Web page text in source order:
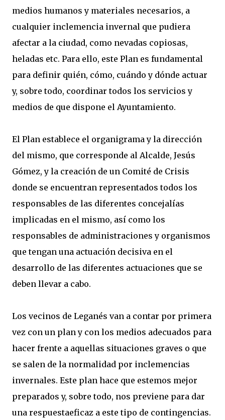
medios humanos y materiales necesarios, a
cualquier inclemencia invernal que pudiera
afectar a la ciudad, como nevadas copiosas,
heladas etc. Para ello, este Plan es fundamental
para definir quién, cómo, cuándo y dónde actuar
y, sobre todo, coordinar todos los servicios y
medios de que dispone el Ayuntamiento.
El Plan establece el organigrama y la dirección
del mismo, que corresponde al Alcalde, Jesús
Gómez, y la creación de un Comité de Crisis
donde se encuentran representados todos los
responsables de las diferentes concejalías
implicadas en el mismo, así como los
responsables de administraciones y organismos
que tengan una actuación decisiva en el
desarrollo de las diferentes actuaciones que se
deben llevar a cabo.
Los vecinos de Leganés van a contar por primera
vez con un plan y con los medios adecuados para
hacer frente a aquellas situaciones graves o que
se salen de la normalidad por inclemencias
invernales. Este plan hace que estemos mejor
preparados y, sobre todo, nos previene para dar
una respuestaeficaz a este tipo de contingencias.